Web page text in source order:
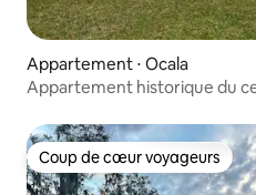
Appartement ⋅ Ocala
Appartement historique du
Coup de cœur voyageurs
Coup de cœur voyageurs